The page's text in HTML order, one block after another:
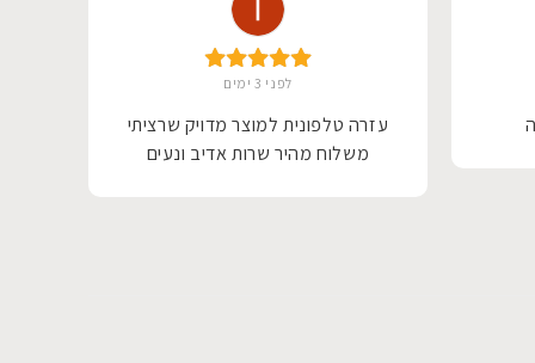
לפני 3 ימים
עזרה טלפונית למוצר מדויק שרציתי
משלוח מהיר שרות אדיב ונעים